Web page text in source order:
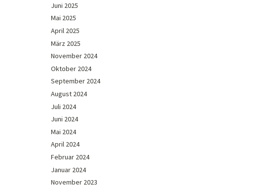
Juni 2025
Mai 2025
April 2025
März 2025
November 2024
Oktober 2024
September 2024
August 2024
Juli 2024
Juni 2024
Mai 2024
April 2024
Februar 2024
Januar 2024
November 2023